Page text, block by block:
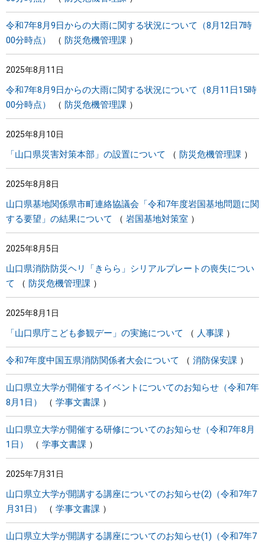
令和7年8月9日からの大雨に関する状況について（8月12日7時
00分時点）
防災危機管理課
2025年8月11日
令和7年8月9日からの大雨に関する状況について（8月11日15時
00分時点）
防災危機管理課
2025年8月10日
「山口県災害対策本部」の設置について 防災危機管理課
2025年8月8日
山口県基地関係県市町連絡協議会「令和7年度岩国基地問題に関
する要望」の結果について
岩国基地対策室
2025年8月5日
山口県消防防災ヘリ「きらら」シリアルプレートの喪失につい
て
防災危機管理課
2025年8月1日
「山口県庁こども参観デー」の実施について 人事課
令和7年度中国五県消防関係者大会について 消防保安課
山口県立大学が開催するイベントについてのお知らせ（令和7年
8月1日）
学事文書課
山口県立大学が開催する研修についてのお知らせ（令和7年8月
1日）
学事文書課
2025年7月31日
山口県立大学が開講する講座についてのお知らせ(2)（令和7年7
月31日）
学事文書課
山口県立大学が開講する講座についてのお知らせ(1)（令和7年7